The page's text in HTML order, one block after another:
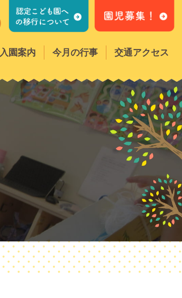
入園案内 今月の行事 交通アクセス